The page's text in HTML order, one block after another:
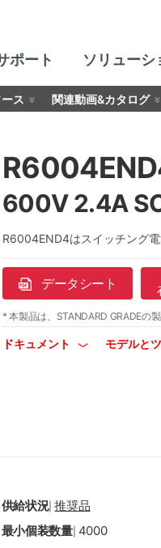
ポート ソリューシ
ス 関連動画&カタログ
600V 2.4A
R6004END4はスイッチング電
データシート
* 本製品は、STANDARD GRADEの製
ドキュメント モデルと
供給状況|推奨品
最小個装数量| 4000